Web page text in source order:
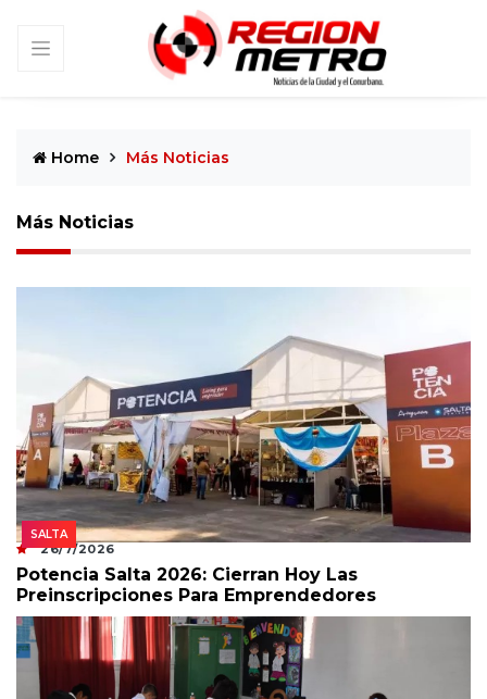
Home Más Noticias
Más Noticias
SALTA
26/7/2026
Potencia Salta 2026: Cierran Hoy Las
Preinscripciones Para Emprendedores